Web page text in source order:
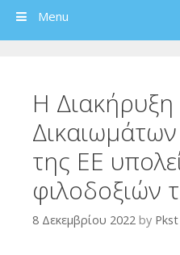
Menu
Η
της ΕΕ
φιλοδοξιών
8 Δεκεμβρίου 2022 by Pkst